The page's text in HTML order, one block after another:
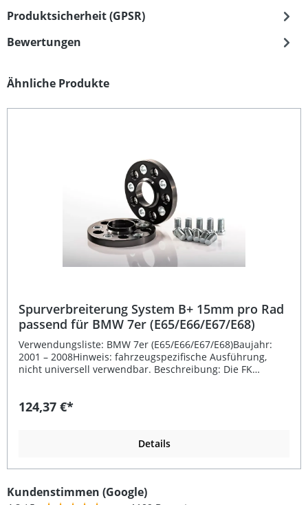
Produktsicherheit (GPSR)
Bewertungen
Produktgalerie überspringen
Ähnliche Produkte
Spurverbreiterung System B+ 15mm pro Rad
passend für BMW 7er (E65/E66/E67/E68)
Verwendungsliste: BMW 7er (E65/E66/E67/E68)Baujahr:
2001 – 2008Hinweis: fahrzeugspezifische Ausführung,
nicht universell verwendbar. Beschreibung: Die FK
7er zu optimieren und das Fahrverhalten deutlich zu
auch zusätzlichen Korrosionsschutz. Die CNC-gefertigten
Haltbarkeit. Dank der integrierten Zentrierung sorgt
Geschwindigkeiten. Die Montage erfolgt direkt an der
124,37 €*
Details
Kundenstimmen (Google)